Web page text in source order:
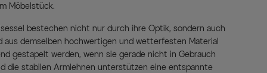
Möbelstück.
bestechen nicht nur durch ihre Optik, sondern auch
aus demselben hochwertigen und wetterfesten Material
gestapelt werden, wenn sie gerade nicht in Gebrauch
die stabilen Armlehnen unterstützen eine entspannte